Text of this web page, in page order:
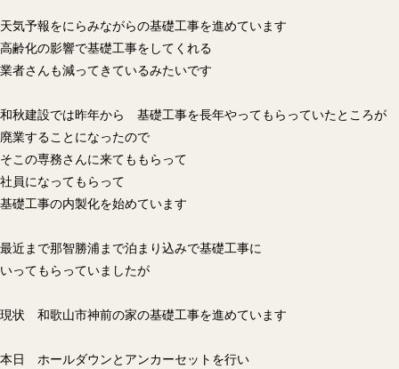
天気予報をにらみながらの基礎工事を進めています
高齢化の影響で基礎工事をしてくれる
業者さんも減ってきているみたいです
和秋建設では昨年から 基礎工事を長年やってもらっていたところが
廃業することになったので
そこの専務さんに来てももらって
社員になってもらって
基礎工事の内製化を始めています
最近まで那智勝浦まで泊まり込みで基礎工事に
いってもらっていましたが
現状 和歌山市神前の家の基礎工事を進めています
本日 ホールダウンとアンカーセットを行い